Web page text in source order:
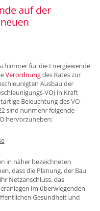
auf der
für die Energiewende
Verordnungdes Rates zur
Ausbau der
VO) in Kraft
Beleuchtung des VO-
sind nunmehr folgende
hervorzuheben:
in näher bezeichneten
dass die Planung, der Bau
Netzanschluss, das
im überwiegenden
Gesundheit und